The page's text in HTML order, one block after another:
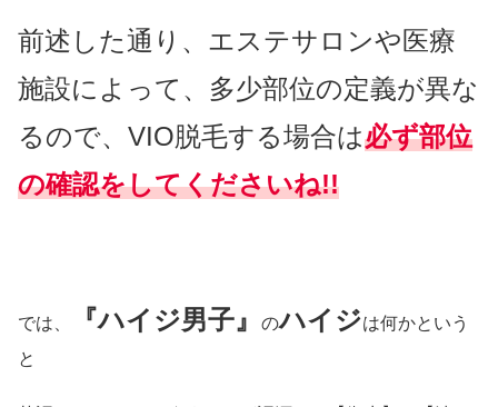
前述した通り、 エステサロンや医療
施設によって、多少部位の定義が異な
るので、VIO脱毛する場合は必ず部位
の確認をしてくださいね!!
では、 『ハイジ男子』 のハイジは何かという
と